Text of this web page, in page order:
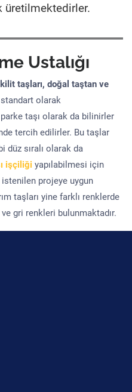
üretilmektedirler.
Ustalığı
kilit taşları, doğal taştan ve
olarak
taşı olarak da bilinirler
tercih edilirler. Bu taşlar
sıralı olarak da
işçiliği yapılabilmesi için
projeye uygun
taşları yine farklı renklerde
gri renkleri bulunmaktadır.